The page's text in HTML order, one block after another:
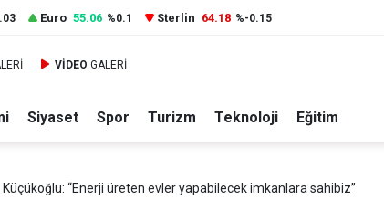
Euro 55.06 %0.1 Sterlin 64.18 %-0.15
VİDEO GALERİ
Siyaset Spor Turizm Teknoloji Eğitim
“Enerji üreten evler yapabilecek imkanlara sahibiz”